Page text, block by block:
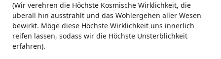
(Wir verehren die Höchste Kosmische Wirklichkeit, die
überall hin ausstrahlt und das Wohlergehen aller Wesen
bewirkt. Möge diese Höchste Wirklichkeit uns innerlich
reifen lassen, sodass wir die Höchste Unsterblichkeit
erfahren).